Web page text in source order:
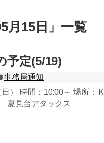
月15日 」 一覧
予定(5/19)
事務局通知
） 時間：10:00～ 場所：
見台アタックス